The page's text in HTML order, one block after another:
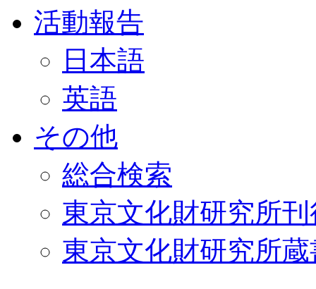
活動報告
日本語
英語
その他
総合検索
東京文化財研究所
東京文化財研究所